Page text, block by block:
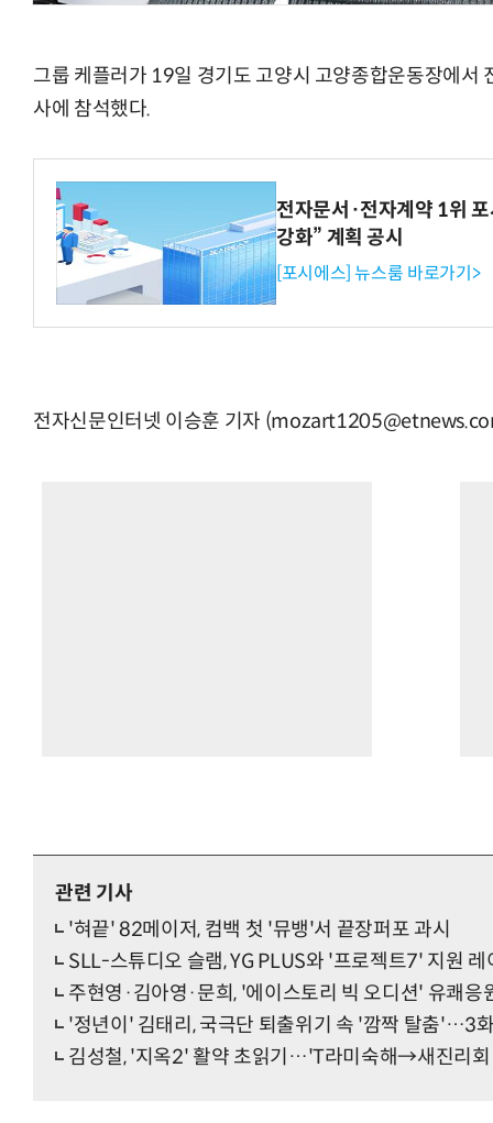
그룹 케플러가 19일 경기도 고양시 고양종합운동장에서
사에 참석했다.
전자문서·전자계약 1위
강화” 계획 공시
[포시에스] 뉴스룸 바로가기>
전자신문인터넷 이승훈 기자
관련 기사
'혀끝' 82메이저, 컴백 첫 '뮤뱅'서 끝장퍼포 과시
SLL-스튜디오 슬램, YG PLUS와 '프로젝트7' 지원 레
주현영·김아영·문희, '에이스토리 빅 오디션' 유쾌응
'정년이' 김태리, 국극단 퇴출위기 속 '깜짝 탈춤'…3
김성철, '지옥2' 활약 초읽기…'T라미숙해→새진리회